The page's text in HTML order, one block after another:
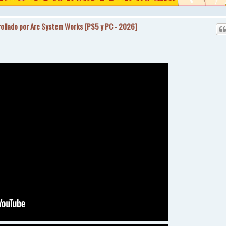
por Arc System Works [PS5 y PC - 2026]